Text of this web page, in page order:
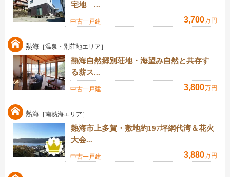
宅地 ...
中古一戸建 3,700万円
熱海 ［温泉・別荘地エリア］
熱海自然郷別荘地・海望み自然と共存す
る薪ス...
中古一戸建 3,800万円
熱海 ［南熱海エリア］
熱海市上多賀・敷地約197坪網代湾＆花火
大会...
中古一戸建 3,880万円